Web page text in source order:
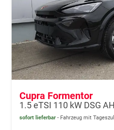
Cupra Formentor
1.5 eTSI 110 kW DSG
sofort lieferbar Fahrzeug mit